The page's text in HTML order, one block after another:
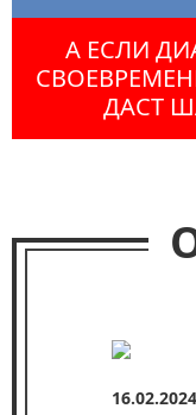
А ЕСЛИ
ДАСТ
16.02.2024